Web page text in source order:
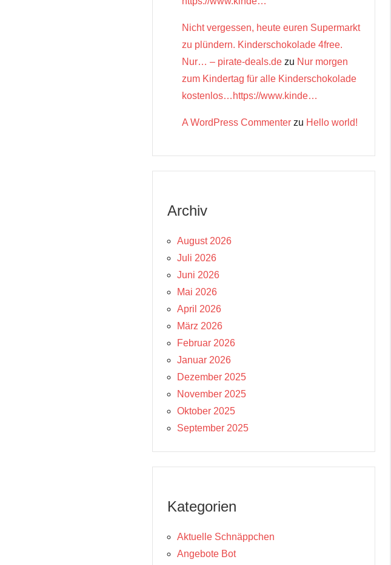
Nicht vergessen, heute euren Supermarkt
zu plündern. Kinderschokolade 4free.
Nur… – pirate-deals.de zu Nur morgen
zum Kindertag für alle Kinderschokolade
kostenlos…https://www.kinde…
A WordPress Commenter zu Hello world!
Archiv
August 2026
Juli 2026
Juni 2026
Mai 2026
April 2026
März 2026
Februar 2026
Januar 2026
Dezember 2025
November 2025
Oktober 2025
September 2025
Kategorien
Aktuelle Schnäppchen
Angebote Bot